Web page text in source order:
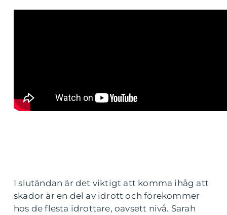
I slutändan är det viktigt att komma ihåg att
skador är en del av idrott och förekommer
hos de flesta idrottare, oavsett nivå. Sarah